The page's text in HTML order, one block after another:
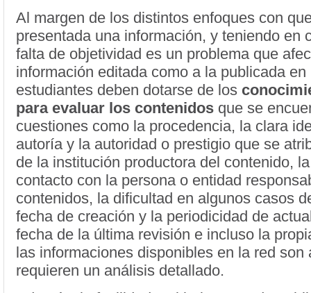
Al margen de los distintos enfoques con
presentada una información, y teniendo en
falta de objetividad es un problema que
información editada como a la publicada en
estudiantes deben dotarse de los
para evaluar los contenidosque se
cuestiones como la procedencia, la clara
autoría y la autoridad o prestigio que se
de la institución productora del contenido,
contacto con la persona o entidad
contenidos, la dificultad en algunos casos
fecha de creación y la periodicidad de
fecha de la última revisión e incluso la
las informaciones disponibles en la red son
requieren un análisis detallado.